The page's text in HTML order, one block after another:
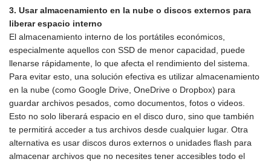
3. Usar almacenamiento en la nube o discos externos para
liberar espacio interno
El almacenamiento interno de los portátiles económicos,
especialmente aquellos con SSD de menor capacidad, puede
llenarse rápidamente, lo que afecta el rendimiento del sistema.
Para evitar esto, una solución efectiva es utilizar almacenamiento
en la nube (como Google Drive, OneDrive o Dropbox) para
guardar archivos pesados, como documentos, fotos o videos.
Esto no solo liberará espacio en el disco duro, sino que también
te permitirá acceder a tus archivos desde cualquier lugar. Otra
alternativa es usar discos duros externos o unidades flash para
almacenar archivos que no necesites tener accesibles todo el